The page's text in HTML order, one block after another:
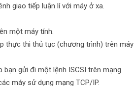
giao tiếp luận lí với máy ở xa.
một máy tính.
thực thi thủ tục (chương trình) trên máy
bạn gửi đi một lệnh ISCSI trên mạng
máy sử dụng mạng TCP/IP.